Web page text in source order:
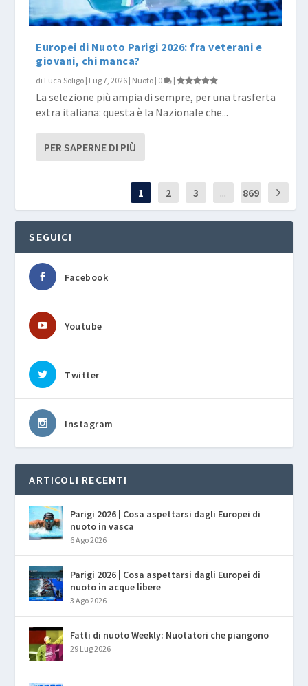
Europei di Nuoto Parigi 2026: fra veterani e
giovani, chi manca?
di Luca Soligo | Lug 7, 2026 | Nuoto | 0 |
La selezione più ampia di sempre, per una trasferta
extra italiana: questa è la Nazionale che...
PER SAPERNE DI PIÙ
1 2 3 ... 869
SEGUICI
Facebook
Youtube
Twitter
Instagram
ARTICOLI RECENTI
Parigi 2026 | Cosa aspettarsi dagli Europei di
nuoto in vasca
6 Ago 2026
Parigi 2026 | Cosa aspettarsi dagli Europei di
nuoto in acque libere
3 Ago 2026
Fatti di nuoto Weekly: Nuotatori che piangono
29 Lug 2026